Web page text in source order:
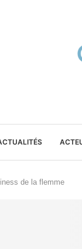
de la flemme